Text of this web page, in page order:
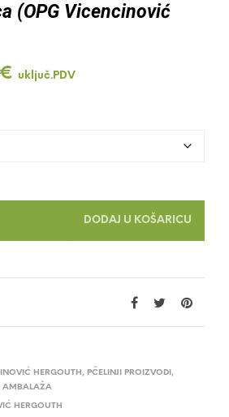
(OPG Vicencinović
€ Raspon
6,72€
uključ.PDV
DODAJ U KOŠARICU
HERGOUTH , PČELINJI PROIZVODI ,
AMBALAŽA
HERGOUTH